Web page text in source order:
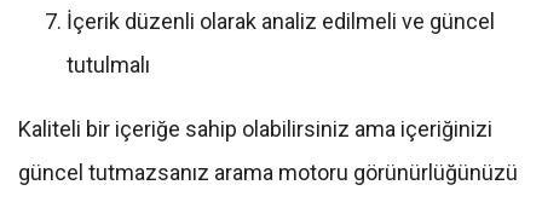
İçerik düzenli olarak analiz edilmeli ve güncel
tutulmalı
Kaliteli bir içeriğe sahip olabilirsiniz ama içeriğinizi
güncel tutmazsanız arama motoru görünürlüğünüzü